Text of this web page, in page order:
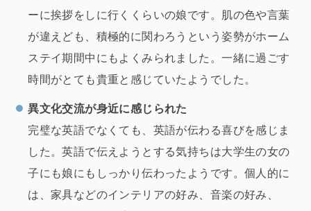
ーに挨拶をしに行くくらいの娘です。肌の色や言葉
が違えども、積極的に関わろうという姿勢がホーム
ステイ期間中にもよくみられました。一緒に過ごす
時間がとても貴重と感じていたようでした。
異文化交流が身近に感じられた
完璧な英語でなくても、英語が伝わる喜びを感じま
した。英語で伝えようとする気持ちは大学生の女の
子にも娘にもしっかり伝わったようです。個人的に
は、家具などのインテリアの好み、音楽の好み、